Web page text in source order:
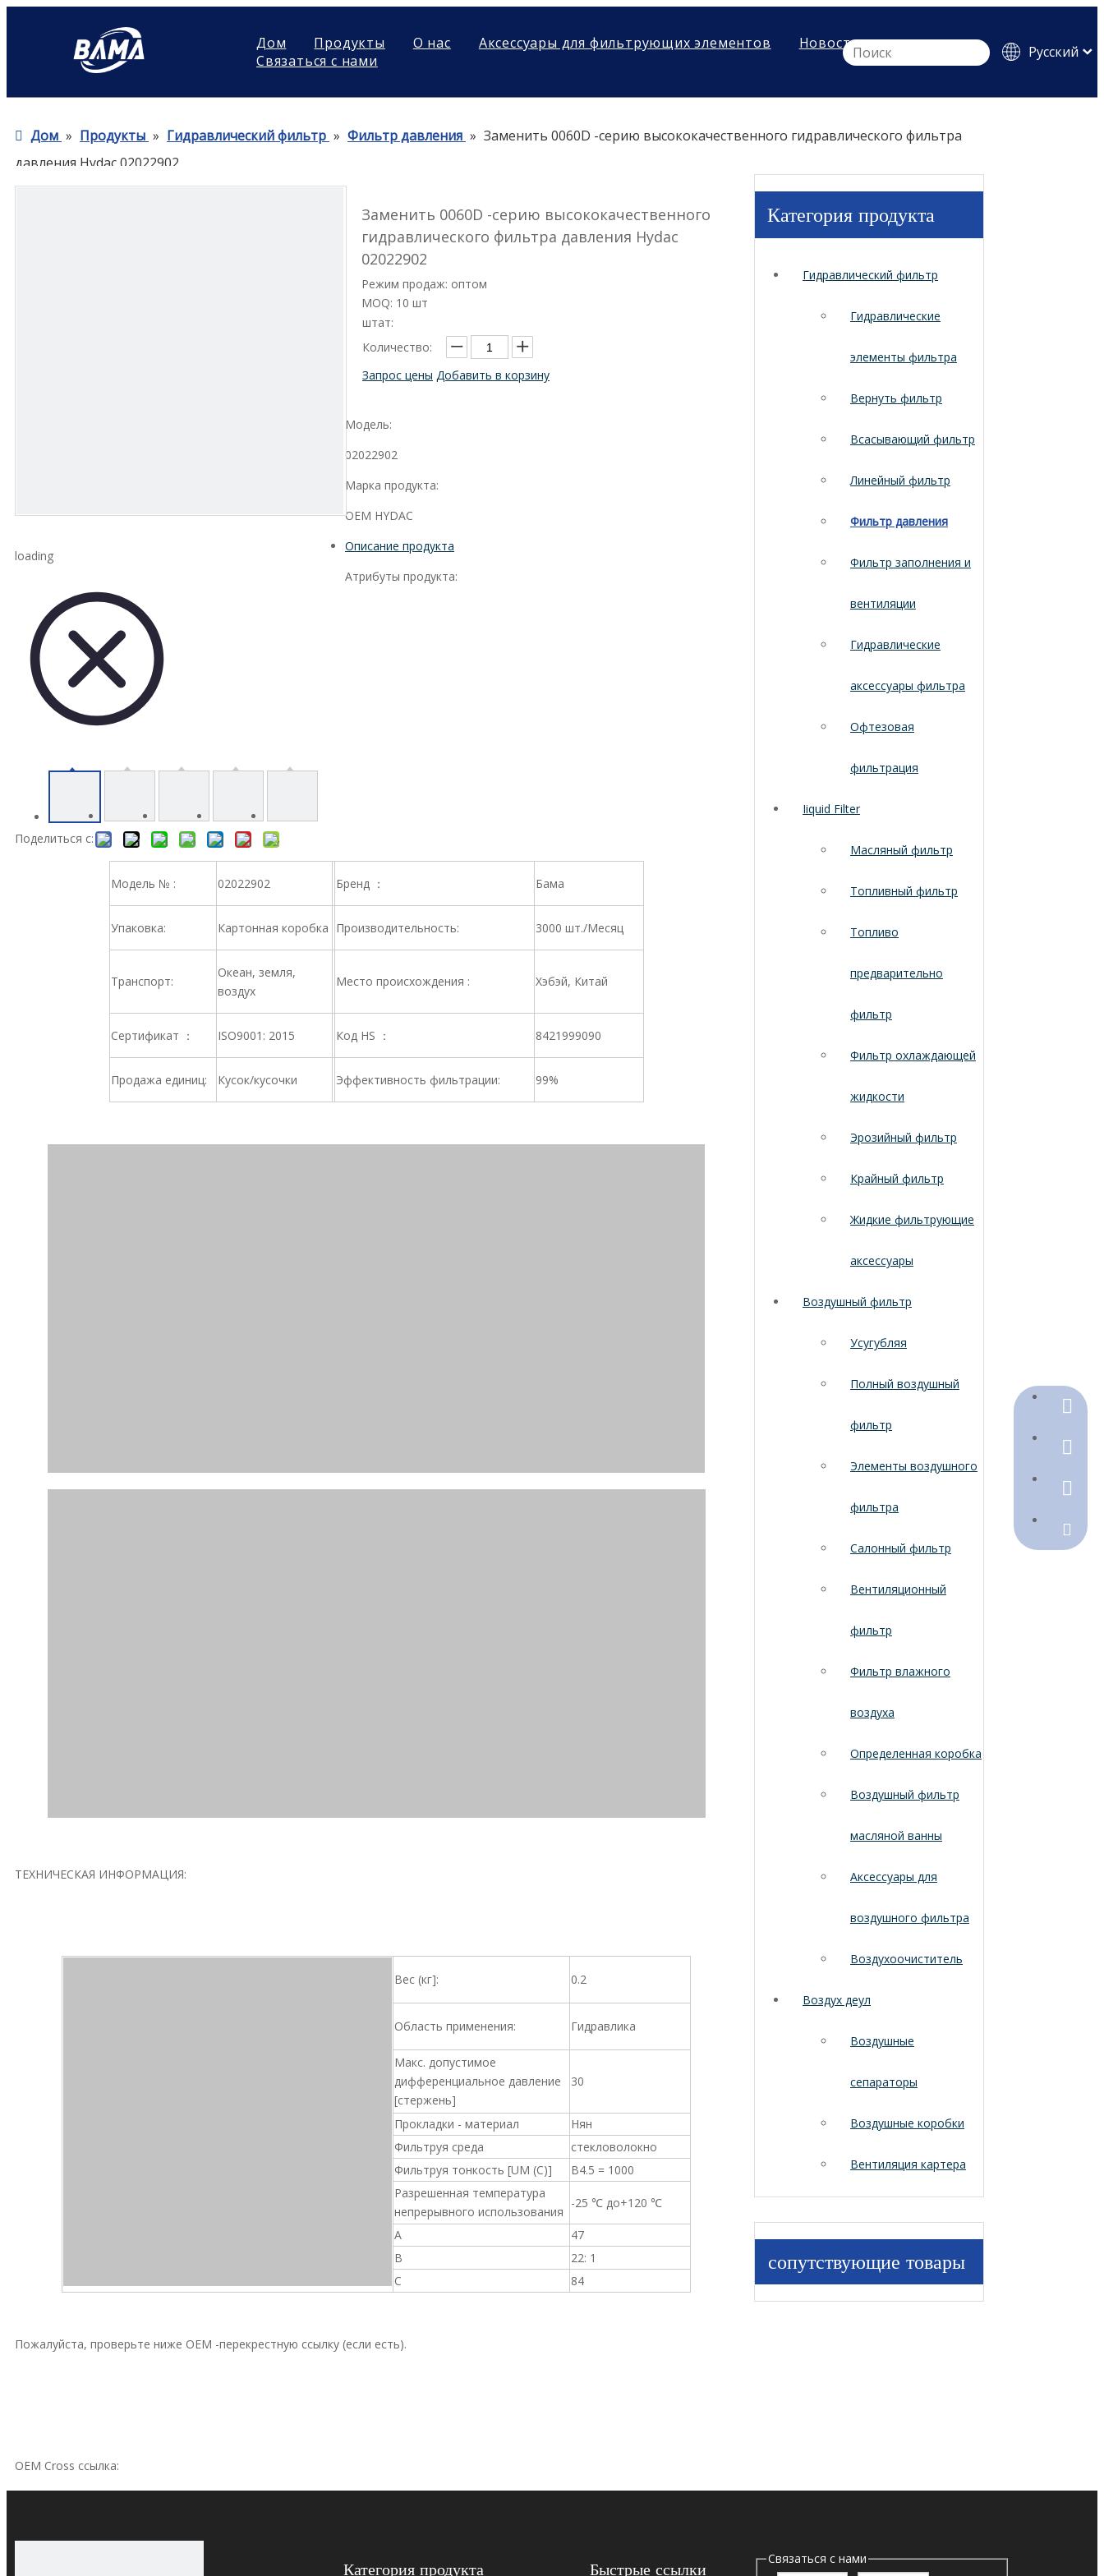
Дом Продукты О нас Аксессуары для фильтрующих элементов
Новости
Связаться с нами
Pусский
Дом » Продукты » Гидравлический фильтр » Фильтр давления » Заменить 0060D -серию высококачественного гидравлического фильтра
давления Hydac 02022902
loading
Поделиться с:
Заменить 0060D -серию высококачественного
гидравлического фильтра давления Hydac
02022902
Режим продаж: оптом
MOQ: 10 шт
штат:
Количество:
Запрос цены Добавить в корзину
Модель:
02022902
Марка продукта:
OEM HYDAC
Описание продукта
Атрибуты продукта:
Модель № : 02022902 Бренд ： Бама
Упаковка: Картонная коробка Производительность: 3000 шт./Месяц
Транспорт:
Океан, земля,
воздух
Место происхождения : Хэбэй, Китай
Сертификат ： ISO9001: 2015 Код HS ： 8421999090
Продажа единиц: Кусок/кусочки Эффективность фильтрации: 99%
ТЕХНИЧЕСКАЯ ИНФОРМАЦИЯ:
Вес (кг]: 0.2
Область применения: Гидравлика
Макс. допустимое
дифференциальное давление
[стержень]
30
Прокладки - материал
Нян
Фильтруя среда
стекловолокно
Фильтруя тонкость [UM (C)]
B4.5 = 1000
Разрешенная температура
непрерывного использования
-25 ℃ до+120 ℃
A
47
B
22: 1
C
84
Пожалуйста, проверьте ниже OEM -перекрестную ссылку (если есть).
OEM Cross ссылка:
01319160
Категория продукта
Гидравлический фильтр
Гидравлические
элементы фильтра
Вернуть фильтр
Всасывающий фильтр
Линейный фильтр
Фильтр давления
Фильтр заполнения и
вентиляции
Гидравлические
аксессуары фильтра
Офтезовая
фильтрация
Iiquid Filter
Масляный фильтр
Топливный фильтр
Топливо
предварительно
фильтр
Фильтр охлаждающей
жидкости
Эрозийный фильтр
Крайный фильтр
Жидкие фильтрующие
аксессуары
Воздушный фильтр
Усугубляя
Полный воздушный
фильтр
Элементы воздушного
фильтра
Салонный фильтр
Вентиляционный
фильтр
Фильтр влажного
воздуха
Определенная коробка
Воздушный фильтр
масляной ванны
Аксессуары для
воздушного фильтра
Воздухоочиститель
Воздух деул
Воздушные
сепараторы
Воздушные коробки
Вентиляция картера
сопутствующие товары
Категория продукта
+86-
Быстрые ссылки
Связаться с нами